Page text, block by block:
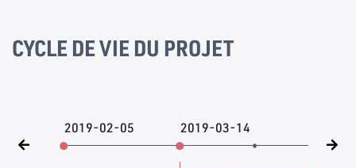
CYCLE DE VIE DU PROJET
2019-02-05 2019-03-14